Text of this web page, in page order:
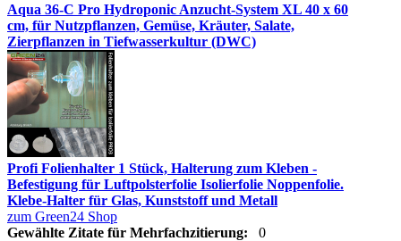
Aqua 36-C Pro Hydroponic Anzucht-System XL 40 x 60
cm, für Nutzpflanzen, Gemüse, Kräuter, Salate,
Zierpflanzen in Tiefwasserkultur (DWC)
Profi Folienhalter 1 Stück, Halterung zum Kleben -
Befestigung für Luftpolsterfolie Isolierfolie Noppenfolie.
Klebe-Halter für Glas, Kunststoff und Metall
zum Green24 Shop
Gewählte Zitate für Mehrfachzitierung:
0